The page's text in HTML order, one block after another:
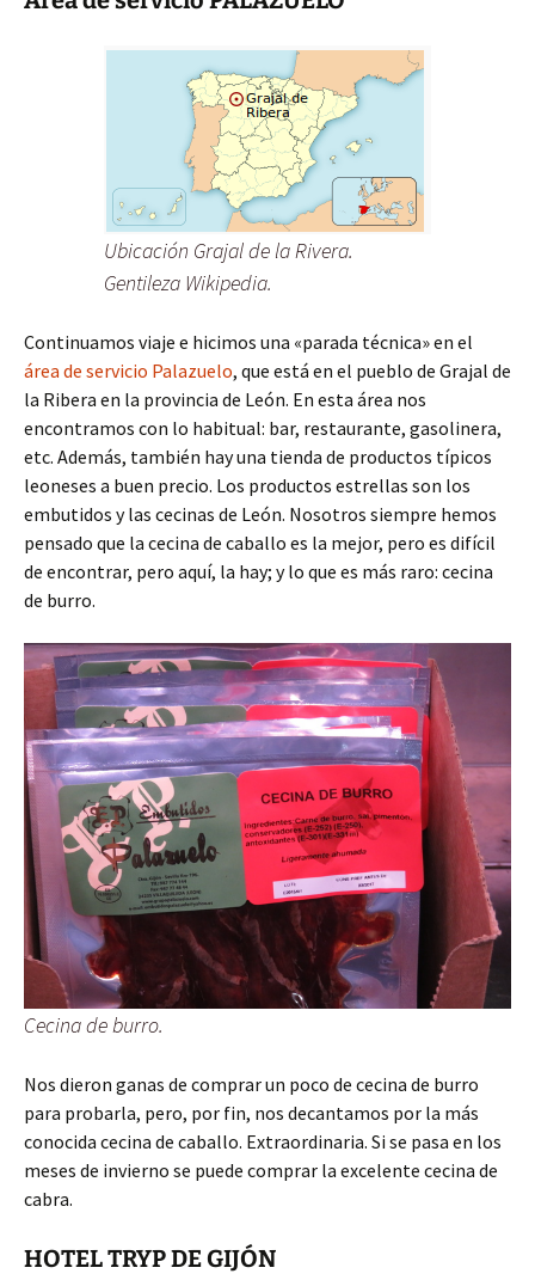
Ubicación Grajal de la Rivera.
Gentileza Wikipedia.
Continuamos viaje e hicimos una «parada técnica» en el
área de servicio Palazuelo, que está en el pueblo de Grajal de
la Ribera en la provincia de León. En esta área nos
encontramos con lo habitual: bar, restaurante, gasolinera,
etc. Además, también hay una tienda de productos típicos
leoneses a buen precio. Los productos estrellas son los
embutidos y las cecinas de León. Nosotros siempre hemos
pensado que la cecina de caballo es la mejor, pero es difícil
de encontrar, pero aquí, la hay; y lo que es más raro: cecina
de burro.
Cecina de burro.
Nos dieron ganas de comprar un poco de cecina de burro
para probarla, pero, por fin, nos decantamos por la más
conocida cecina de caballo. Extraordinaria. Si se pasa en los
meses de invierno se puede comprar la excelente cecina de
cabra.
HOTEL TRYP DE GIJÓN